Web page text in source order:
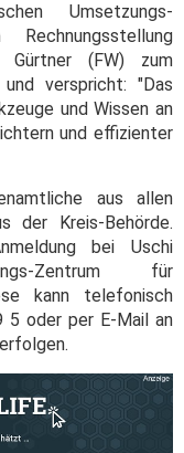
Umsetzungs-
(FW) zum
verspricht: "Das
und Wissen an
und effizienter
aus allen
der Kreis-Behörde.
bei Uschi
Zentrum für
kann telefonisch
5 oder per E-Mail an
erfolgen.